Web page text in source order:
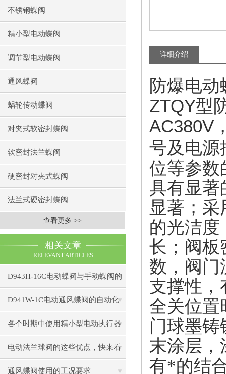
不锈钢蝶阀
精小型电动蝶阀
调节型电动蝶阀
通风蝶阀
蜗轮传动蝶阀
对夹式软密封蝶阀
软密封法兰蝶阀
硬密封对夹式蝶阀
法兰式硬密封蝶阀
查看更多 >>
相关文章
RELEVANT ARTICLES
D943H-16C电动蝶阀与手动蝶阀的
比较
D941W-1C电动通风蝶阀的自动化
控制技术
各个时期中使用精小型电动执行器
出现的小状况
电动法兰球阀的这些优点，快来看
看吧
通风蝶阀使用的工况要求
详细介绍
防爆电
ZTQY型
AC380V
号及电源
位等参数
具有显著
显著；
的光洁度
长；阀板
数，阀门
支撑性，
全关位置
门球墨
末涂层，
有*的结